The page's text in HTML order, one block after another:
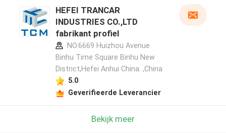
HEFEI TRANCAR
INDUSTRIES CO.,LTD
fabrikant profiel
NO.6669 Huizhou Avenue
Binhu Time Square Binhu New
District,Hefei Anhui China. ,China
5.0
Geverifieerde Leverancier
Bekijk meer